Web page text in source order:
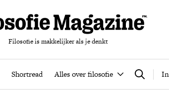
Filosofie is makkelijker als je denkt
Shortread Alles over filosofie Zoeken
Leren Filosoferen Shortread Alles over